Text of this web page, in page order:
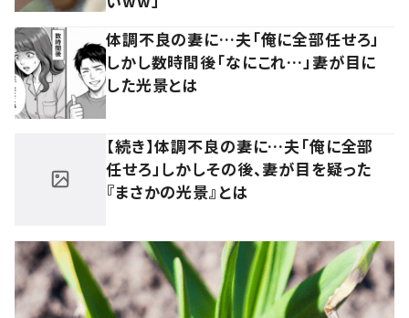
体調不良の妻に…夫「俺に全部任せろ」
しかし数時間後「なにこれ…」妻が目に
した光景とは
【続き】体調不良の妻に…夫「俺に全部
任せろ」しかしその後、妻が目を疑った
『まさかの光景』とは